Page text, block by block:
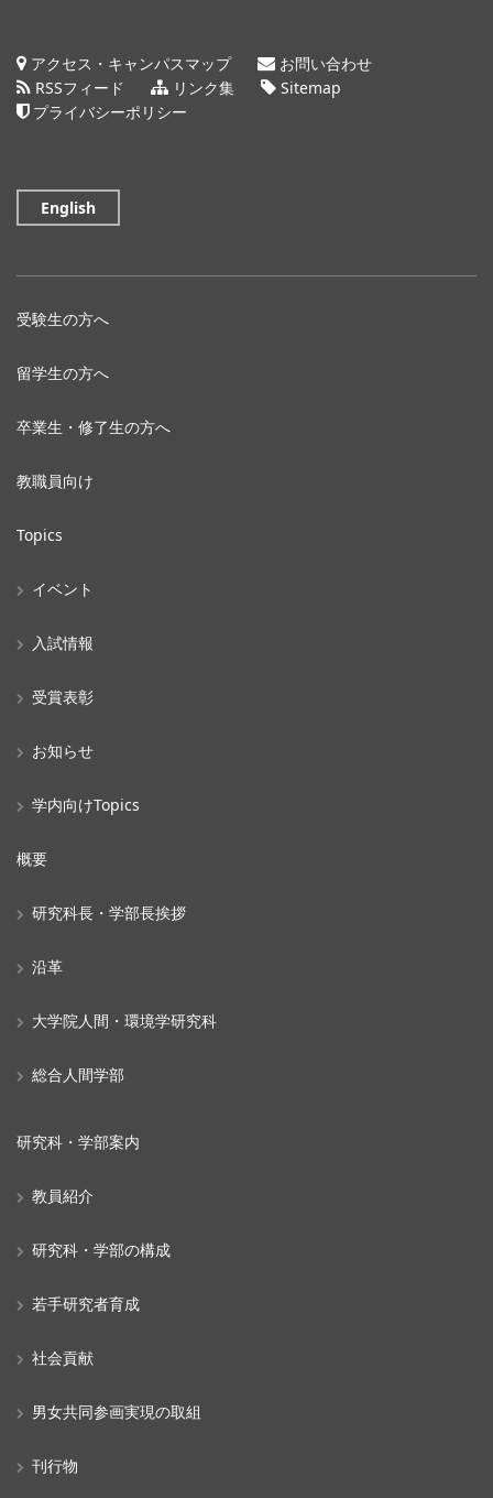
アクセス・キャンパスマップ
お問い合わせ
RSSフィード
リンク集
Sitemap
プライバシーポリシー
English
受験生の方へ
留学生の方へ
卒業生・修了生の方へ
教職員向け
Topics
イベント
入試情報
受賞表彰
お知らせ
学内向けTopics
概要
研究科長・学部長挨拶
沿革
大学院人間・環境学研究科
総合人間学部
研究科・学部案内
教員紹介
研究科・学部の構成
若手研究者育成
社会貢献
男女共同参画実現の取組
刊行物